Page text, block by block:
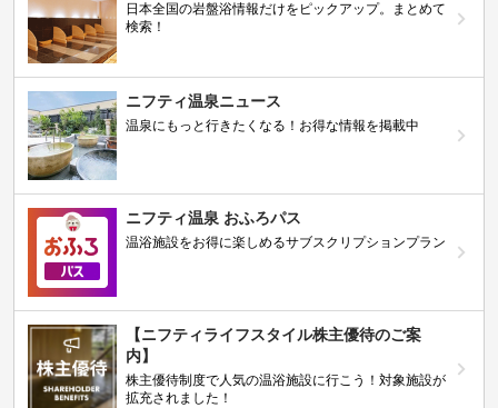
日本全国の岩盤浴情報だけをピックアップ。まとめて
検索！
ニフティ温泉ニュース
温泉にもっと行きたくなる！お得な情報を掲載中
ニフティ温泉 おふろパス
温浴施設をお得に楽しめるサブスクリプションプラン
【ニフティライフスタイル株主優待のご案
内】
株主優待制度で人気の温浴施設に行こう！対象施設が
拡充されました！